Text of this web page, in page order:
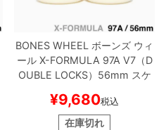
BONES WHEEL ボーンズ ウィ
ールX-FORMULA 97A V7（D
OUBLE LOCKS） 56mm スケ
¥9,680税込
在庫切れ